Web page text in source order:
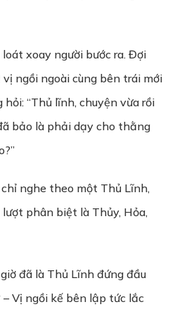
xoay người bước ra. Đợi
ngồi ngoài cùng bên trái mới
“Thủ lĩnh, chuyện vừa rồi
bảo là phải dạy cho thằng
nghe theo một Thủ Lĩnh,
phân biệt là Thủy, Hỏa,
đã là Thủ Lĩnh đứng đầu
Vị ngồi kế bên lập tức lắc